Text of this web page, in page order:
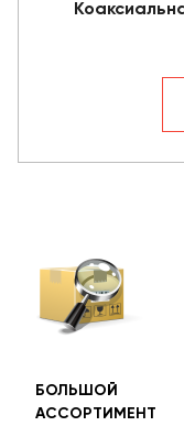
БОЛЬШОЙ
АССОРТИМЕНТ